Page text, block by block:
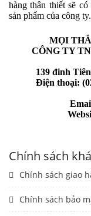
hàng thân thiết sẽ
sản phẩm của công ty.
MỌI
CÔNG TY
139 đinh
Điện thoại:
Chính sách
Chính sách giao
Chính sách bảo